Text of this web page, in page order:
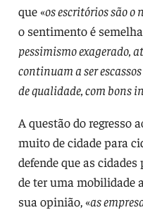
que «os escritórios são o
o sentimento é
pessimismo exagerado,
continuam a ser
de qualidade, com bons
A questão do regresso
muito de cidade para
defende que as
de ter uma mobilidade
sua opinião, «as